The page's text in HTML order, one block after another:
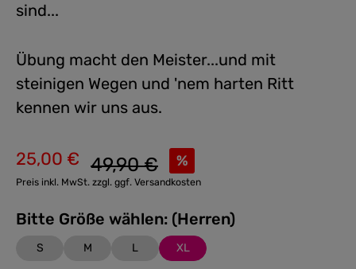
sind...
Übung macht den Meister...und mit
steinigen Wegen und 'nem harten Ritt
kennen wir uns aus.
Verkaufspreis:
25,00 € %
Regulärer Preis:
49,90 €
Preis inkl. MwSt. zzgl. ggf. Versandkosten
Bitte Größe wählen: (Herren)
S M L XL